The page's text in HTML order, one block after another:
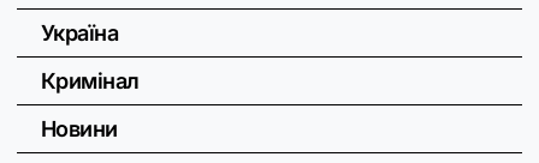
Україна
Кримінал
Новини